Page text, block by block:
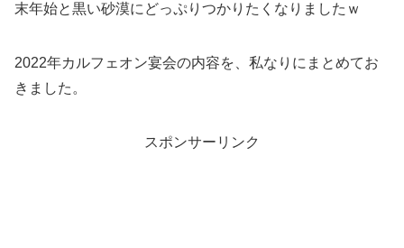
末年始と黒い砂漠にどっぷりつかりたくなりましたｗ
2022年カルフェオン宴会の内容を、私なりにまとめてお
きました。
スポンサーリンク